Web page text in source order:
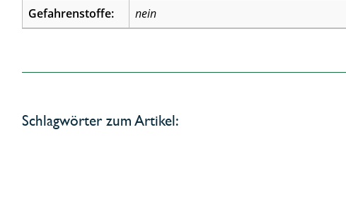
Gefahrenstoffe:
nein
Schlagwörter zum Artikel: